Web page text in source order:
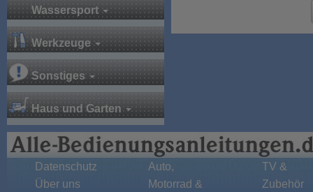
Wassersport
Werkzeuge
Sonstiges
Haus und Garten
Datenschutz
Über uns
Auto,
Motorrad &
TV &
Zubehör